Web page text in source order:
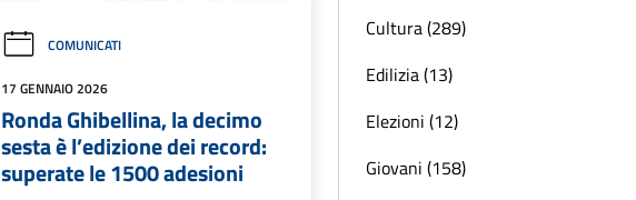
COMUNICATI
17 GENNAIO 2026
Ronda Ghibellina, la decimo
sesta è l’edizione dei record:
superate le 1500 adesioni
Cultura (289)
Edilizia (13)
Elezioni (12)
Giovani (158)